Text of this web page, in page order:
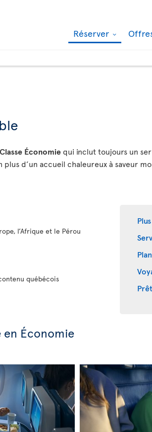
Réserver
Économie qui inclut toujours un
plus d’un accueil chaleureux à saveur
l’Afrique et le Pérou
québécois
en Économie